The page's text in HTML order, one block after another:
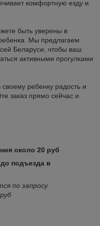
комфортную езду и
быть уверены в
Мы предлагаем
Беларуси, чтобы ваш
активными прогулками
ребенку радость и
заказ прямо сейчас и
около 20 руб
подъезда в
по запросу